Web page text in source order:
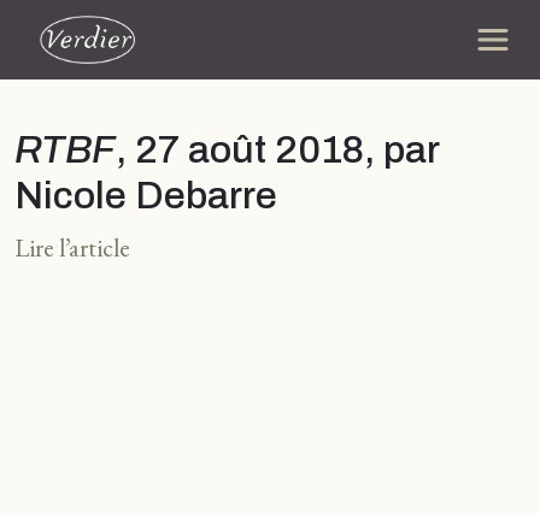
RTBF, 27 août 2018, par
Nicole Debarre
Lire l’article